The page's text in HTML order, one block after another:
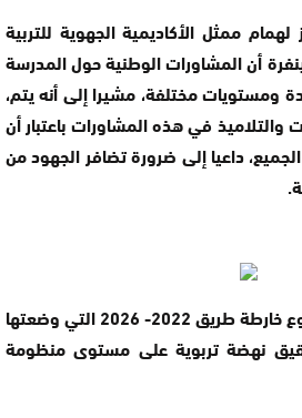
ممثل الأكاديمية الجهوية للتربية
أن المشاورات الوطنية حول المدرسة
ومستويات مختلفة، مشيرا إلى أنه يتم،
والتلاميذ في هذه المشاورات باعتبار أن
داعيا إلى ضرورة تضافر الجهود من
وتوقف “لهمام”، عند مشروع خارطة طريق 2022- 2026 التي وضعتها
تحقيق نهضة تربوية على مستوى منظومة